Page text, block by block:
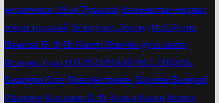
десантники 106-й Тульской Знаменитые моряки
земли тульской Золотухин Леонид И.А.Бунин
Иванова Н. Ф Из Книги Извечна духа маята
История Тулы ИТЕРАТУРНЫЙ ФЕСТИВАЛь
Каширин Олег Кинофестиваль Киселев Валерий
Юрьевич Клепиков В. И. Книга Книги Козлов